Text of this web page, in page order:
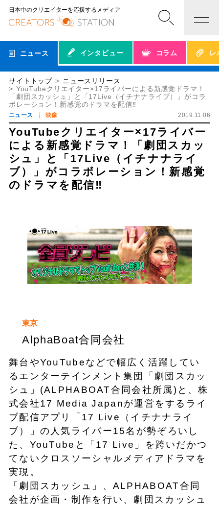
日本中のクリエイターを応援するメディア
ニュース インタビュー コラム レ
サイトトップ
ニュースリリース
YouTubeクリエイター×17ライバーによる新感覚ドラマ！
「劇団スカッシュ」と「17Live（イチナナライブ）」がコラ
ボレーション！新感覚のドラマを配信‼︎
ニュース 映像 2019.11.06
YouTubeクリエイター×17ライバー
による新感覚ドラマ！「劇団スカッ
シュ」と「17Live（イチナナライ
ブ）」がコラボレーション！新感覚
のドラマを配信‼︎
東京
AlphaBoat合同会社
舞台やYouTubeなどで幅広く活躍してい
るエンターテインメント集団「劇団スカッ
シュ」(ALPHABOAT合同会社所属)と、株
式会社17 Media Japanが運営をするライ
ブ配信アプリ「17 Live（イチナナライ
ブ）」の人気ライバー15名が勢ぞろいし
た、YouTubeと「17 Live」を跨いだかつ
てないクロスソーシャルメディアドラマを
実現。
「劇団スカッシュ」、ALPHABOAT合同
会社が企画・制作を行い、劇団スカッシュ